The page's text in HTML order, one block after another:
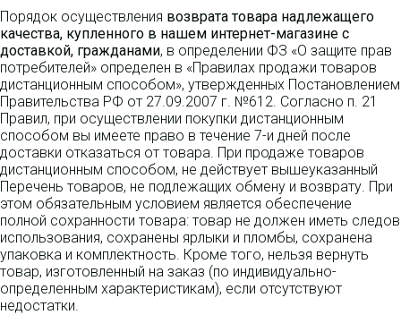
Порядок осуществления возврата товара надлежащего
качества, купленного в нашем интернет-магазине с
доставкой, гражданами, в определении ФЗ «О защите прав
потребителей» определен в «Правилах продажи товаров
дистанционным способом», утвержденных Постановлением
Правительства РФ от 27.09.2007 г. №612. Согласно п. 21
Правил, при осуществлении покупки дистанционным
способом вы имеете право в течение 7-и дней после
доставки отказаться от товара. При продаже товаров
дистанционным способом, не действует вышеуказанный
Перечень товаров, не подлежащих обмену и возврату. При
этом обязательным условием является обеспечение
полной сохранности товара: товар не должен иметь следов
использования, сохранены ярлыки и пломбы, сохранена
упаковка и комплектность. Кроме того, нельзя вернуть
товар, изготовленный на заказ (по индивидуально-
определенным характеристикам), если отсутствуют
недостатки.